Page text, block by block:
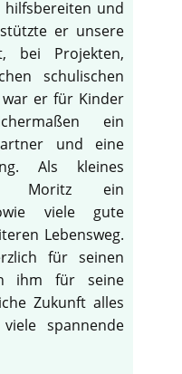
und
er unsere
bei Projekten,
schulischen
er für Kinder
ein
und eine
Als kleines
Moritz ein
viele gute
Lebensweg.
für seinen
ihm für seine
Zukunft alles
spannende